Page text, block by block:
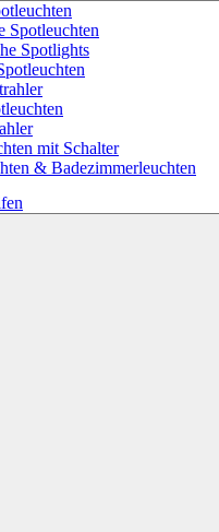
Spotleuchten
Spotlights
mit Schalter
& Badezimmerleuchten